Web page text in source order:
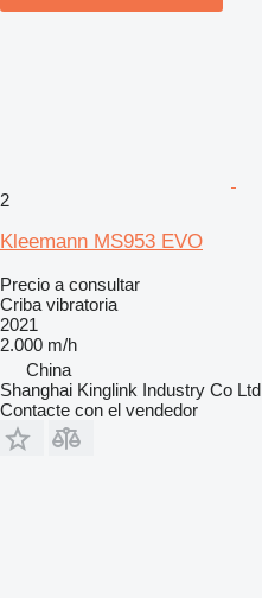
2
Kleemann MS953 EVO
Precio a consultar
Criba vibratoria
2021
2.000 m/h
China
Shanghai Kinglink Industry Co Ltd
Contacte con el vendedor